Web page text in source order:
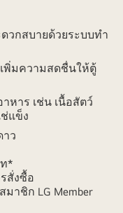
ดวกสบายด้วยระบบทำ
เพิ่มความสดชื่นให้ตู้
หาร เช่น เนื้อสัตว์
แข็ง
ว
*
สั่งซื้อ
าชิก LG Member